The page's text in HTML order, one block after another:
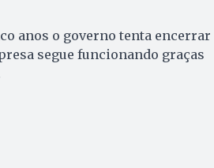
anos o governo tenta encerrar
segue funcionando graças